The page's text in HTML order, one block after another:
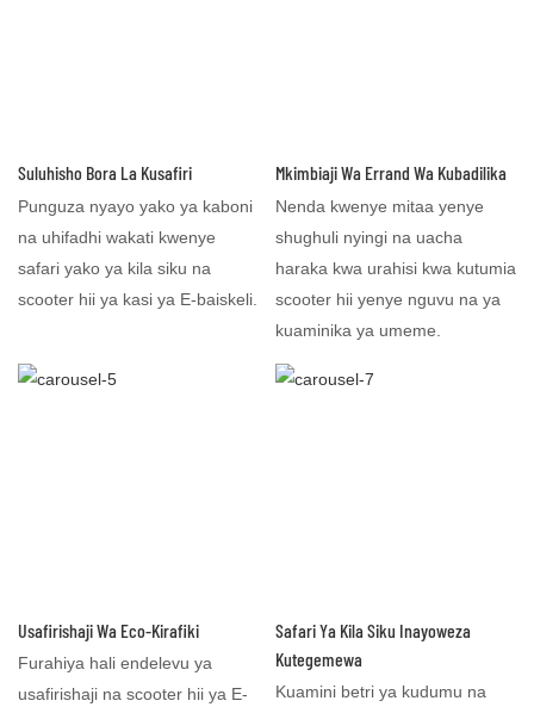
Suluhisho Bora La Kusafiri
Punguza nyayo yako ya kaboni
na uhifadhi wakati kwenye
safari yako ya kila siku na
scooter hii ya kasi ya E-baiskeli.
Mkimbiaji Wa Errand Wa Kubadilika
Nenda kwenye mitaa yenye
shughuli nyingi na uacha
haraka kwa urahisi kwa kutumia
scooter hii yenye nguvu na ya
kuaminika ya umeme.
Usafirishaji Wa Eco-Kirafiki
Furahiya hali endelevu ya
usafirishaji na scooter hii ya E-
Safari Ya Kila Siku Inayoweza
Kutegemewa
Kuamini betri ya kudumu na